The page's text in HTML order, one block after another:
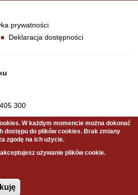
prywatności
Deklaracja dostępności
300
Biuletynu Informacji Publicznej
w Leżajsku
W każdym momencie można dokonać
dostępu do plików cookies. Brak zmiany
zgodę na ich użycie.
używanie plików cookie.